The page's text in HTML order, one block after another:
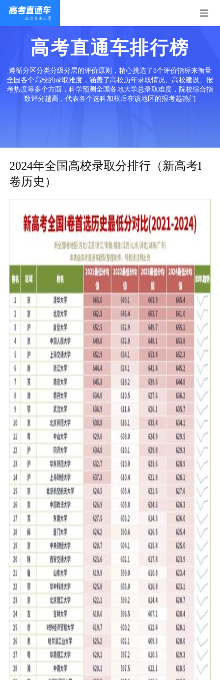
高考直通车排行榜
遵循分区分类分级分层的评价原则，精心挑选了8个评价指标来衡量
全国各个高校的录取难度，涵盖了高校历年录取情况、高校建设、报
考热度等多个方面，科学预测全国各地大学总录取难度，院校综合指
数评分越高，代表各个选科加权后在该地区的报考越热门
2024年全国高校录取分排行（新高考I
卷历史）